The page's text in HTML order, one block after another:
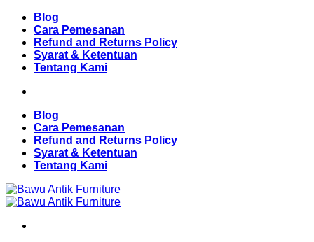
Skip
content
Blog
Cara Pemesanan
Refund and Returns Policy
Syarat & Ketentuan
Tentang Kami
Blog
Cara Pemesanan
Refund and Returns Policy
Syarat & Ketentuan
Tentang Kami